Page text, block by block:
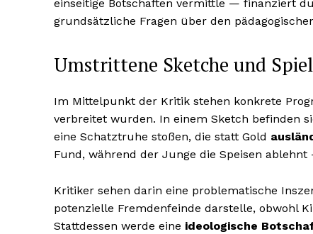
einseitige Botschaften vermittle — finanziert
grundsätzliche Fragen über den
Umstrittene Sketche und
Im Mittelpunkt der Kritik stehen konkrete
verbreitet wurden. In einem Sketch befinden
eine Schatztruhe stoßen, die statt Gold
Fund, während der Junge die Speisen
Kritiker sehen darin eine problematische
potenzielle Fremdenfeinde darstelle, obwohl
Stattdessen werde eine ideologische